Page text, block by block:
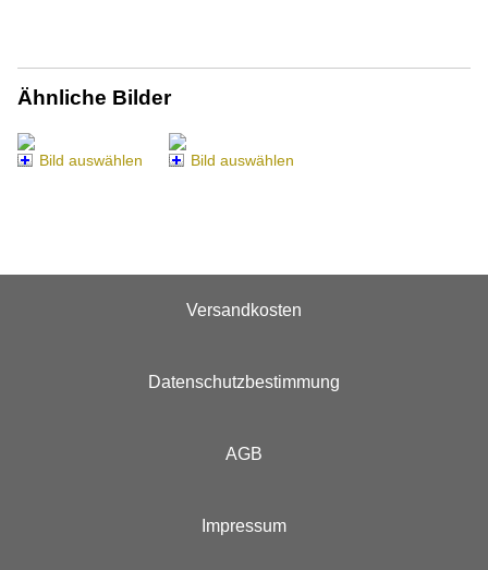
Ähnliche Bilder
Bild auswählen Bild auswählen
Versandkosten
Datenschutzbestimmung
AGB
Impressum